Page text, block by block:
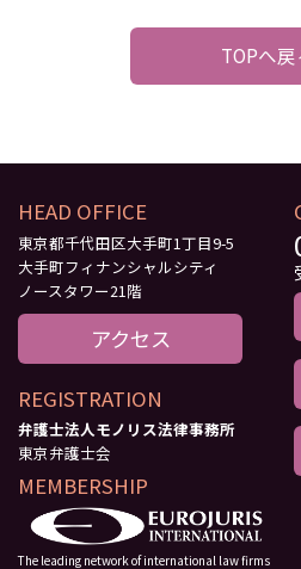
TOPへ戻
HEAD OFFICE
東京都千代田区大手町1丁目9-5
大手町フィナンシャルシティ
ノースタワー21階
アクセス
REGISTRATION
弁護士法人モノリス法律事務所
東京弁護士会
MEMBERSHIP
The leading network of international law firms